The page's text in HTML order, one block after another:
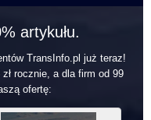
artykułu.
TransInfo.pl już teraz!
rocznie, a dla firm od 99
ofertę: